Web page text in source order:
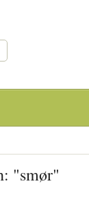
"smør"